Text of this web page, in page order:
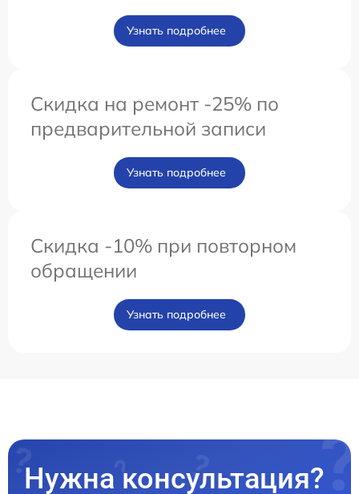
Узнать подробнее
Скидка на ремонт -25% по
предварительной записи
Узнать подробнее
Скидка -10% при повторном
обращении
Узнать подробнее
Нужна консультация?